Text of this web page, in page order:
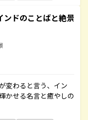
ンドのことばと絶景
変わると言う、イン
かせる名言と癒やしの